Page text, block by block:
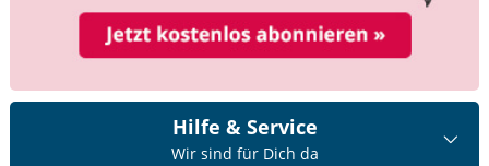
Hilfe & Service
Wir sind für Dich da